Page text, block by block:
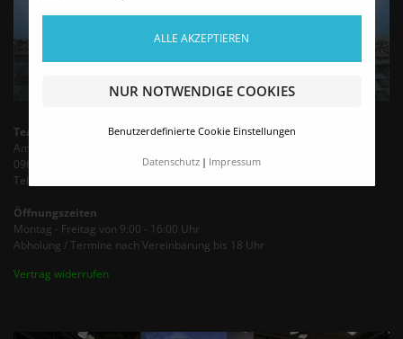
ALLE AKZEPTIEREN
NUR NOTWENDIGE COOKIES
Benutzerdefinierte Cookie Einstellungen
Datenschutz Impressum
TeamBro - Sporthaus Haubold
Am Wasserturm 6
09603 Siebenlehn
Tel.: +49 35242 - 66683 (Mo-Fr 9-13 Uhr)
Öffnungszeiten
Montag - Freitag von 9:00 - 16:00 Uhr
Abholung / Termine nach Vereinbarung bis 18 Uhr
Vertrag widerrufen